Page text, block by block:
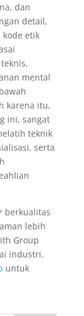
dan
detail,
etik
mental
karena itu,
ini, sangat
teknik
serta
berkualitas
lebih
Group
industri.
untuk